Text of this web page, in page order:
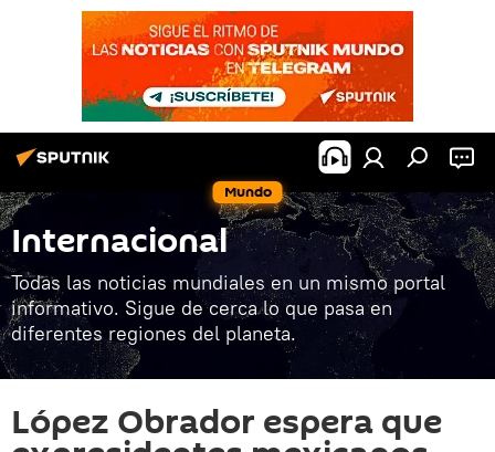
Mundo
Internacional
Todas las noticias mundiales en un mismo portal
informativo. Sigue de cerca lo que pasa en
diferentes regiones del planeta.
López Obrador espera que